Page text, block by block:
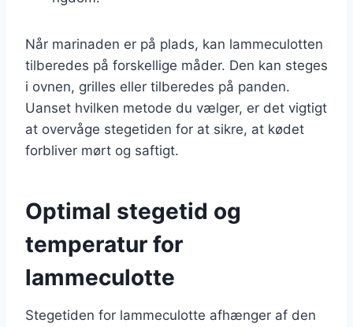
Når marinaden er på plads, kan lammeculotten
tilberedes på forskellige måder. Den kan steges
i ovnen, grilles eller tilberedes på panden.
Uanset hvilken metode du vælger, er det vigtigt
at overvåge stegetiden for at sikre, at kødet
forbliver mørt og saftigt.
Optimal stegetid og
temperatur for
lammeculotte
Stegetiden for lammeculotte afhænger af den